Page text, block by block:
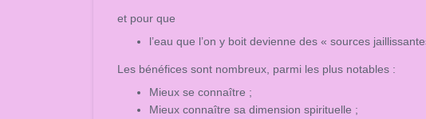
et pour que
l’eau que l’on y boit devienne des « sources
Les bénéfices sont nombreux, parmi les plus notables :
Mieux se connaître ;
Mieux connaître sa dimension spirituelle ;